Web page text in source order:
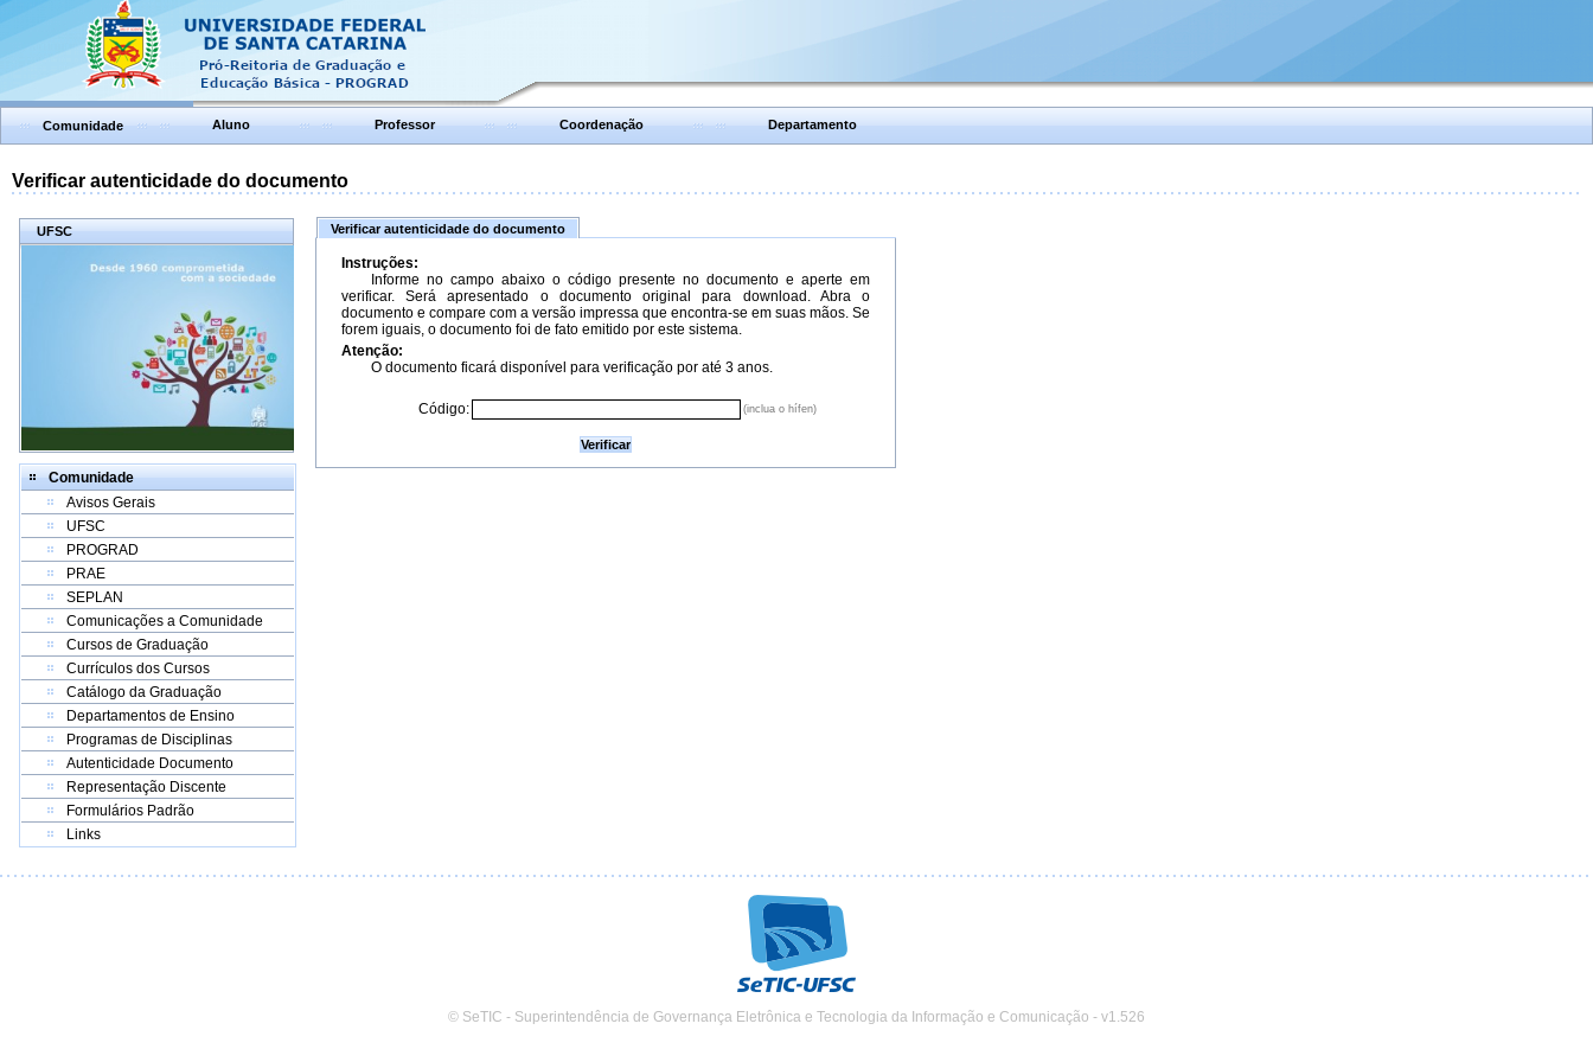
Comunidade Aluno Professor Coordenação Departamento
Verificar autenticidade do documento
UFSC
Comunidade
Avisos Gerais
UFSC
PROGRAD
PRAE
SEPLAN
Comunicações a Comunidade
Cursos de Graduação
Currículos dos Cursos
Catálogo da Graduação
Departamentos de Ensino
Programas de Disciplinas
Autenticidade Documento
Representação Discente
Formulários Padrão
Links
Verificar autenticidade do documento
Instruções:
Informe no campo abaixo o código presente no documento e aperte em
verificar. Será apresentado o documento original para download. Abra o
documento e compare com a versão impressa que encontra-se em suas mãos. Se
forem iguais, o documento foi de fato emitido por este sistema.
Atenção:
O documento ficará disponível para verificação por até 3 anos.
Código: (inclua o hífen)
© SeTIC - Superintendência de Governança Eletrônica e Tecnologia da Informação e Comunicação - v1.526